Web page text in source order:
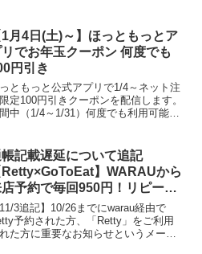
円分が990円で購入できてお得で
！14...
1月4日(土)～】ほっともっとア
でお年玉クーポン 何度でも
円引き
ともっと公式アプリで1/4～ネット注
定100円引きクーポンを配信します。
中（1/4～1/31）何度でも利用可能で
プレート、特注弁当、ライス単品、
ドメ...
記載遅延について追記
Retty×GoToEat】WARAUから
予約で毎回950円！リピート
11/3追記】10/26までにwarau経由で
予約された方、「Retty」をご利用
た方に重要なお知らせというメール